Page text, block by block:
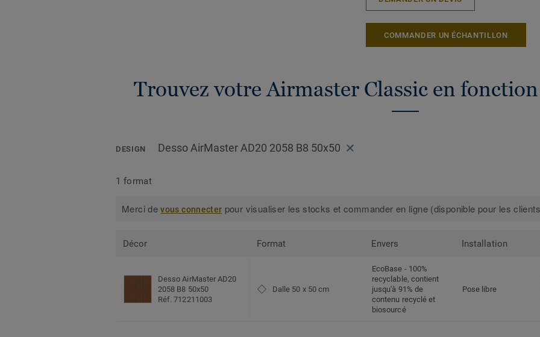
COMMANDER UN ÉCHANTILLON
Trouvez votre Airmaster Classic en
DESIGN Desso AirMaster AD20 2058 B8 50x50
1 format
Merci devous connecter pour visualiser les stocks et commander en ligne (disponible pour les
Décor Format Envers Installation
Desso AirMaster AD20
2058 B8 50x50
Réf. 712211003
Dalle 50 x 50 cm
EcoBase - 100%
recyclable, contient
jusqu'à 91% de
contenu recyclé et
biosourcé
Pose libre